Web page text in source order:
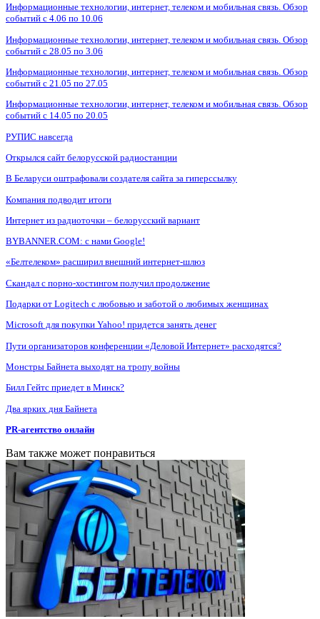
Информационные технологии, интернет, телеком и мобильная связь. Обзор
событий с 4.06 по 10.06
Информационные технологии, интернет, телеком и мобильная связь. Обзор
событий с 28.05 по 3.06
Информационные технологии, интернет, телеком и мобильная связь. Обзор
событий с 21.05 по 27.05
Информационные технологии, интернет, телеком и мобильная связь. Обзор
событий с 14.05 по 20.05
РУПИС навсегда
Открылся сайт белорусской радиостанции
В Беларуси оштрафовали создателя сайта за гиперссылку
Компания подводит итоги
Интернет из радиоточки – белорусский вариант
BYBANNER.COM: c нами Google!
«Белтелеком» расширил внешний интернет-шлюз
Скандал с порно-хостингом получил продолжение
Подарки от Logitech с любовью и заботой о любимых женщинах
Microsoft для покупки Yahoo! придется занять денег
Пути организаторов конференции «Деловой Интернет» расходятся?
Монстры Байнета выходят на тропу войны
Билл Гейтс приедет в Минск?
Два ярких дня Байнета
PR-агентство онлайн
Вам также может понравиться